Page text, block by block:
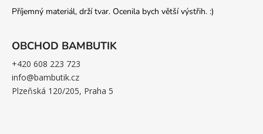
Příjemný materiál, drží tvar. Ocenila bych větší výstřih. :)
OBCHOD BAMBUTIK
+420 608 223 723
info@bambutik.cz
Plzeňská 120/205, Praha 5